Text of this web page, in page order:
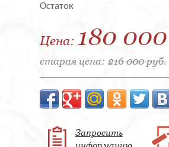
Остаток
Цена: 180 000
старая цена: 216 000 руб.
Запросить
информацию